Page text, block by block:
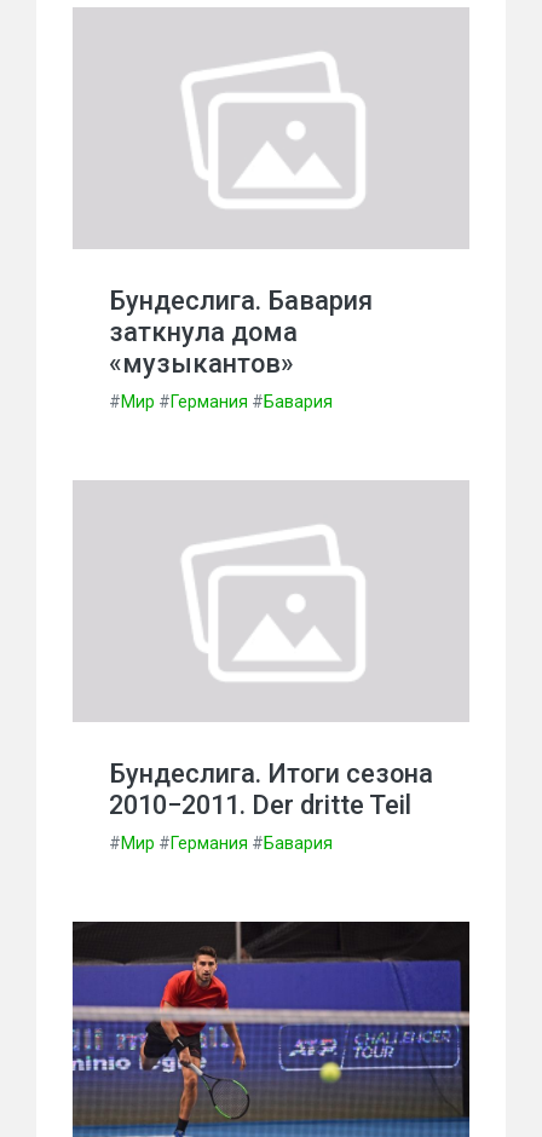
Бундеслига. Бавария
заткнула дома
«музыкантов»
#Мир #Германия #Бавария
Бундеслига. Итоги сезона
2010−2011. Der dritte Teil
#Мир #Германия #Бавария